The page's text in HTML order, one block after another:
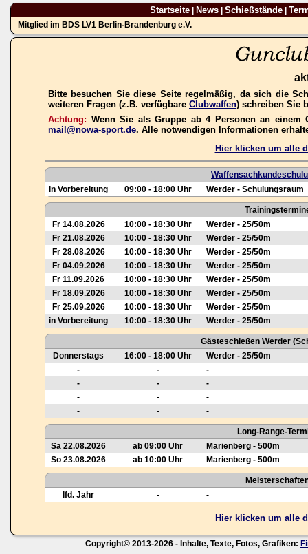
Startseite| News| Schießstände|
Mitglied im BDS LV1 Berlin-Brandenburg e.V.
Bitte besuchen Sie diese Seite regelmäßig, da sich die
weiteren Fragen (z.B. verfügbare Clubwaffen) schreiben Sie
Achtung: Wenn Sie als Gruppe ab 4 Personen an
mail@nowa-sport.de. Alle notwendigen Informationen
Hier klicken um alle
in Vorbereitung
09:00 - 18:00 Uhr Werder - Schulungsraum
Fr 14.08.2026
10:00 - 18:30 Uhr
Werder - 25/50m
Fr 21.08.2026
10:00 - 18:30 Uhr
Werder - 25/50m
Fr 28.08.2026
10:00 - 18:30 Uhr
Werder - 25/50m
Fr 04.09.2026
10:00 - 18:30 Uhr
Werder - 25/50m
Fr 11.09.2026
10:00 - 18:30 Uhr
Werder - 25/50m
Fr 18.09.2026
10:00 - 18:30 Uhr
Werder - 25/50m
Fr 25.09.2026
10:00 - 18:30 Uhr
Werder - 25/50m
in Vorbereitung
10:00 - 18:30 Uhr Werder - 25/50m
Gästeschießen Werder
Donnerstags
16:00 - 18:00 Uhr
Werder - 25/50m
-
-
-
-
-
-
-
-
-
-
- -
Long-Range-
Sa 22.08.2026
ab 09:00 Uhr
Marienberg - 500m
So 23.08.2026
ab 10:00 Uhr Marienberg - 500m
lfd. Jahr
- -
Hier klicken um alle
Copyright© 2013-2026 - Inhalte, Texte, Fotos, Grafiken: